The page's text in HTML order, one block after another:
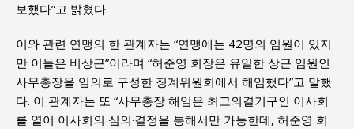
보했다”고 밝혔다.
이와 관련 연맹의 한 관계자는 “연맹에는 42명의 임원이 있지
만 이들은 비상근”이라며 “허준영 회장은 유일한 상근 임원인
사무총장을 임의로 구성한 징계위원회에서 해임했다”고 말했
다. 이 관계자는 또 “사무총장 해임은 최고의결기구인 이사회
를 열어 이사회의 심의·결정을 통해서만 가능한데, 허준영 회